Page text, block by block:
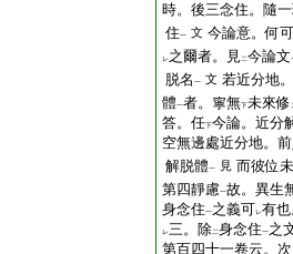
時。後三念住。隨
住一 文 今論意。何可
レ之爾者。見二今論文
脱名 一 文 若近分地
體一者。寧無下未來修
答。任下今論。近分
空無邊處近分地。
解脱體一 見 而彼位
第四靜慮一故。異生
身念住一之義可レ有
レ三。除二身念住一之
第百四十一卷云。